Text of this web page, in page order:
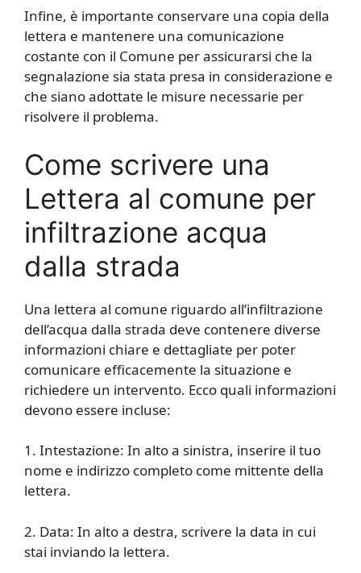
Infine, è importante conservare una copia della
lettera e mantenere una comunicazione
costante con il Comune per assicurarsi che la
segnalazione sia stata presa in considerazione e
che siano adottate le misure necessarie per
risolvere il problema.
Come scrivere una
Lettera al comune per
infiltrazione acqua
dalla strada
Una lettera al comune riguardo all’infiltrazione
dell’acqua dalla strada deve contenere diverse
informazioni chiare e dettagliate per poter
comunicare efficacemente la situazione e
richiedere un intervento. Ecco quali informazioni
devono essere incluse:
1. Intestazione: In alto a sinistra, inserire il tuo
nome e indirizzo completo come mittente della
lettera.
2. Data: In alto a destra, scrivere la data in cui
stai inviando la lettera.